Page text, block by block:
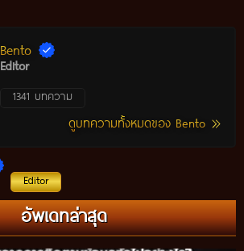
Bento
Editor
1341 บทความ
ดูบทความทั้งหมดของ Bento
Editor
อัพเดทล่าสุด